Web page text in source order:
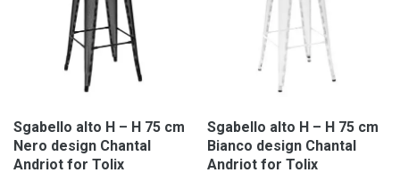
Sgabello alto H – H 75 cm
Nero design Chantal
Andriot for Tolix
Sgabello alto H – H 75 cm
Bianco design Chantal
Andriot for Tolix